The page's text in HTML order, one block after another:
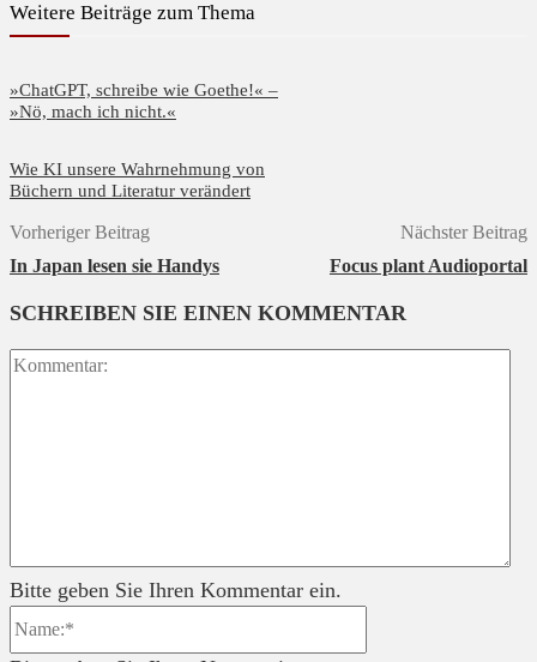
Weitere Beiträge zum Thema
»ChatGPT, schreibe wie Goethe!« –
»Nö, mach ich nicht.«
Wie KI unsere Wahrnehmung von
Büchern und Literatur verändert
Vorheriger Beitrag
In Japan lesen sie Handys
Nächster Beitrag
Focus plant Audioportal
SCHREIBEN SIE EINEN KOMMENTAR
Bitte geben Sie Ihren Kommentar ein.